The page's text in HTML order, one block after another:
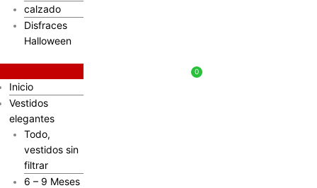
calzado
Disfraces
Halloween
Inicio
Vestidos
elegantes
Todo,
vestidos sin
filtrar
6 – 9 Meses
0